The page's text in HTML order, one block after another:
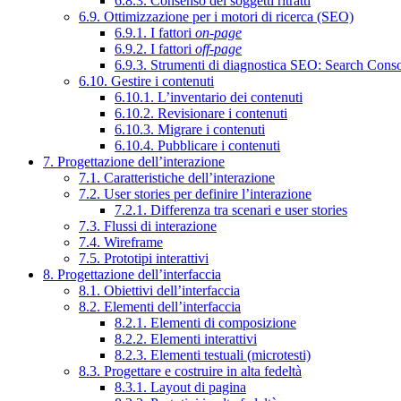
6.9. Ottimizzazione per i motori di ricerca (SEO)
6.9.1. I fattori on-page
6.9.2. I fattori off-page
6.9.3. Strumenti di diagnostica SEO: Search
6.10. Gestire i contenuti
6.10.1. L’inventario dei contenuti
6.10.2. Revisionare i contenuti
6.10.3. Migrare i contenuti
6.10.4. Pubblicare i contenuti
7. Progettazione dell’interazione
7.1. Caratteristiche dell’interazione
7.2. User stories per definire l’interazione
7.2.1. Differenza tra scenari e user stories
7.3. Flussi di interazione
7.4. Wireframe
7.5. Prototipi interattivi
8. Progettazione dell’interfaccia
8.1. Obiettivi dell’interfaccia
8.2. Elementi dell’interfaccia
8.2.1. Elementi di composizione
8.2.2. Elementi interattivi
8.2.3. Elementi testuali (microtesti)
8.3. Progettare e costruire in alta fedeltà
8.3.1. Layout di pagina